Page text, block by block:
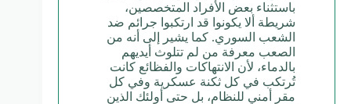
باستثناء بعض الأفراد المتخصصين،
شريطة ألا يكونوا قد ارتكبوا جرائم ضد
الشعب السوري. كما يشير إلى أنه من
الصعب معرفة من لم تتلوث أيديهم
بالدماء، لأن الانتهاكات والفظائع كانت
تُرتكب في كل ثكنة عسكرية وفي كل
مقر أمني للنظام، بل حتى أولئك الذين